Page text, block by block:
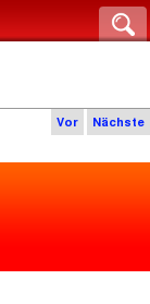
Vor Nächste